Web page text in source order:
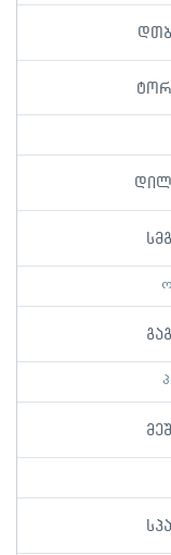
დთბ
ტორ
დილ
სმგ
გაგ
მეშ
სპა